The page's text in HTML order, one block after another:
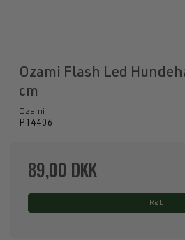
Ozami Flash Led
cm
Ozami
P14406
89,00 DKK
Køb